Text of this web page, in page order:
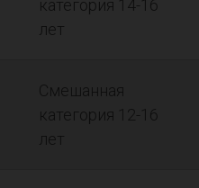
категория 14-16
лет
Смешанная
категория 12-16
лет